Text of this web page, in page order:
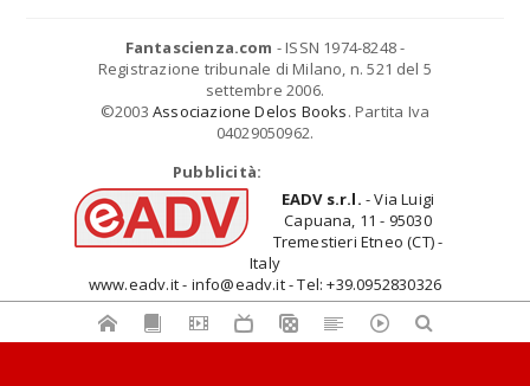
Fantascienza.com - ISSN 1974-8248 -
Registrazione tribunale di Milano, n. 521 del 5
settembre 2006.
©2003 Associazione Delos Books. Partita Iva
04029050962.
Pubblicità:
EADV s.r.l. - Via Luigi
Capuana, 11 - 95030
Tremestieri Etneo (CT) -
Italy
www.eadv.it - info@eadv.it - Tel: +39.0952830326